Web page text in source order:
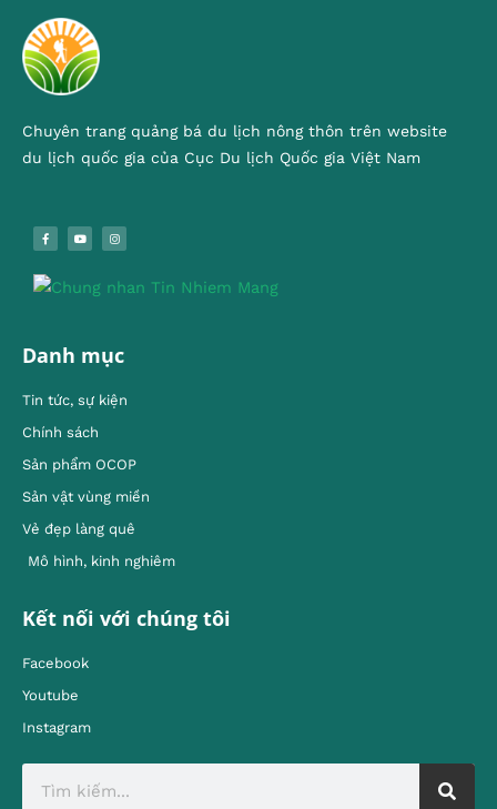
Chuyên trang quảng bá du lịch nông thôn trên website
du lịch quốc gia của Cục Du lịch Quốc gia Việt Nam
Danh mục
Tin tức, sự kiện
Chính sách
Sản phẩm OCOP
Sản vật vùng miền
Vẻ đẹp làng quê
Mô hình, kinh nghiêm
Kết nối với chúng tôi
Facebook
Youtube
Instagram